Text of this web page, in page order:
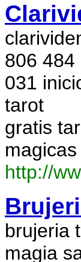
806 484
031
tarot
gratis
http://
brujeria
magia